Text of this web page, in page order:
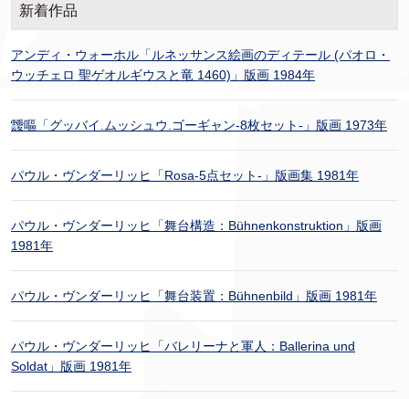
新着作品
アンディ・ウォーホル「ルネッサンス絵画のディテール (パオロ・
ウッチェロ 聖ゲオルギウスと竜 1460)」版画 1984年
靉嘔「グッバイ.ムッシュウ.ゴーギャン-8枚セット-」版画 1973年
パウル・ヴンダーリッヒ「Rosa-5点セット-」版画集 1981年
パウル・ヴンダーリッヒ「舞台構造：Bühnenkonstruktion」版画
1981年
パウル・ヴンダーリッヒ「舞台装置：Bühnenbild」版画 1981年
パウル・ヴンダーリッヒ「バレリーナと軍人：Ballerina und
Soldat」版画 1981年